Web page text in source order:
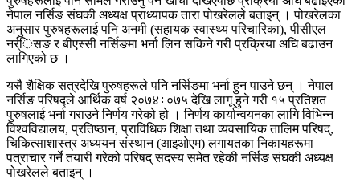
नेपाल नर्सिङ संघकी अध्यक्ष प्राध्यापक तारा पोखरेलले बताइन् । पोखरेलका
अनुसार पुरुषहरूलाई पनि अनमी (सहायक स्वास्थ्य परिचारिका), पीसीएल
नर्र्िसङ र बीएस्सी नर्सिङमा भर्ना लिन सकिने गरी प्रक्रिया अघि बढाउन
लागिएको छ ।
यसै शैक्षिक सत्रदेखि पुरुषहरूले पनि नर्सिङमा भर्ना हुन पाउने छन् । नेपाल
नर्सिङ परिषद्ले आर्थिक वर्ष २०७४÷०७५ देखि लागू हुने गरी १५ प्रतिशत
पुरुषलाई भर्ना गराउने निर्णय गरेको हो । निर्णय कार्यान्वयनका लागि विभिन्न
विश्वविद्यालय, प्रतिष्ठान, प्राविधिक शिक्षा तथा व्यवसायिक तालिम परिषद्,
चिकित्साशास्त्र अध्ययन संस्थान (आइओएम) लगायतका निकायहरूमा
पत्राचार गर्ने तयारी गरेको परिषद् सदस्य समेत रहेकी नर्सिङ संघकी अध्यक्ष
पोखरेलले बताइन् ।